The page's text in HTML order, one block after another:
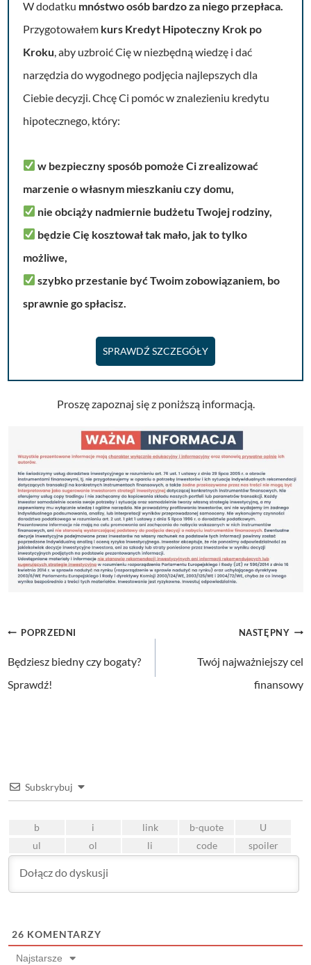
W dodatku mnóstwo osób bardzo za niego przepłaca.
Przygotowałem kurs Kredyt Hipoteczny Krok po
Kroku, aby uzbroić Cię w niezbędną wiedzę i dać
narzędzia do wygodnego podjęcia najlepszych dla
Ciebie decyzji. Chcę Ci pomóc w znalezieniu kredytu
hipotecznego, który:
w bezpieczny sposób pomoże Ci zrealizować
marzenie o własnym mieszkaniu czy domu,
nie obciąży nadmiernie budżetu Twojej rodziny,
będzie Cię kosztował tak mało, jak to tylko
możliwe,
szybko przestanie być Twoim zobowiązaniem, bo
sprawnie go spłacisz.
SPRAWDŹ SZCZEGÓŁY
Proszę zapoznaj się z poniższą informacją.
Nawigacja
wpisu
POPRZEDNI
Będziesz biedny czy bogaty?
Sprawdź!
NASTĘPNY
Twój najważniejszy cel
finansowy
Subskrybuj
26 KOMENTARZY
Najstarsze